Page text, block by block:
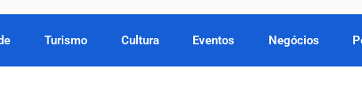
Turismo Cultura Eventos Negócios